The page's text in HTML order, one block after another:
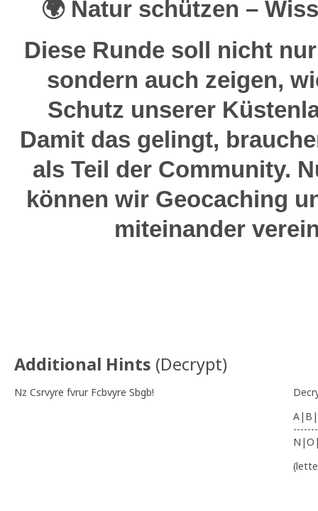
🌍 Natur schützen –
Diese Runde soll nicht
sondern auch zeigen,
Schutz unserer
Damit das gelingt,
als Teil der Community.
können wir Geocaching
miteinander
Additional Hints (Decrypt)
Nz Csrvyre fvrur Fcbvyre Sbgb!